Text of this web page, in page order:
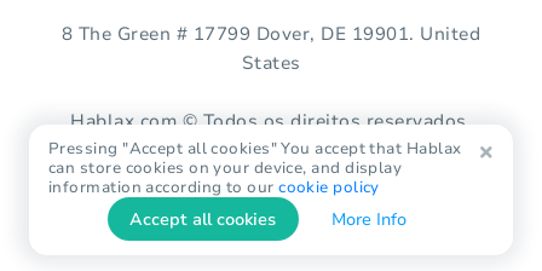
8 The Green # 17799 Dover, DE 19901. United
States
Hablax.com © Todos os direitos reservados.
Pressing "Accept all cookies" You accept that Hablax
can store cookies on your device, and display
information according to ourcookie policy
Accept all cookies More Info